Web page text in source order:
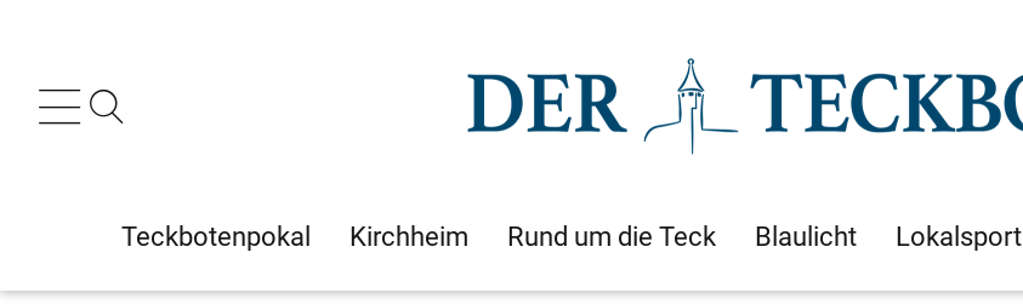
Teckbotenpokal Kirchheim Rund um die Teck Blaulicht Lokalsport